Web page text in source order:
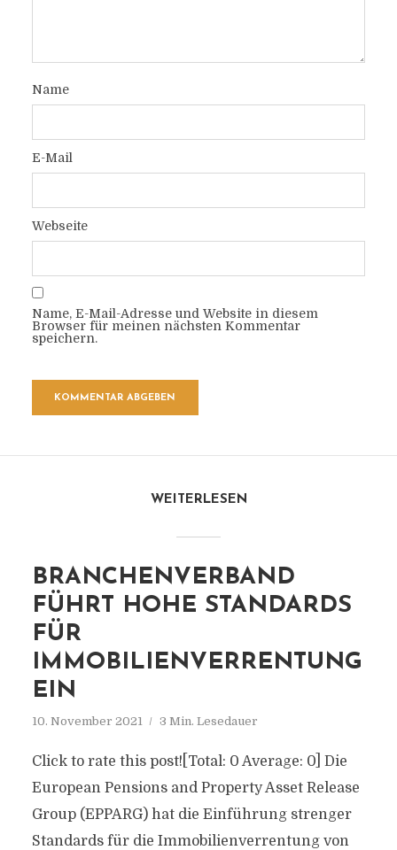
Name
E-Mail
Webseite
Name, E-Mail-Adresse und Website in diesem
Browser für meinen nächsten Kommentar
speichern.
WEITERLESEN
BRANCHENVERBAND
FÜHRT HOHE STANDARDS
FÜR
IMMOBILIENVERRENTUNG
EIN
10. November 2021 3 Min. Lesedauer
Click to rate this post![Total: 0 Average: 0] Die
European Pensions and Property Asset Release
Group (EPPARG) hat die Einführung strenger
Standards für die Immobilienverrentung von